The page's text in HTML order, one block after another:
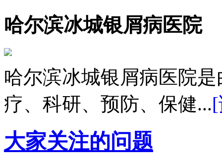
哈尔滨冰城银屑病医院
哈尔滨冰城银屑病医院
疗、科研、预防、保健...
大家关注的问题